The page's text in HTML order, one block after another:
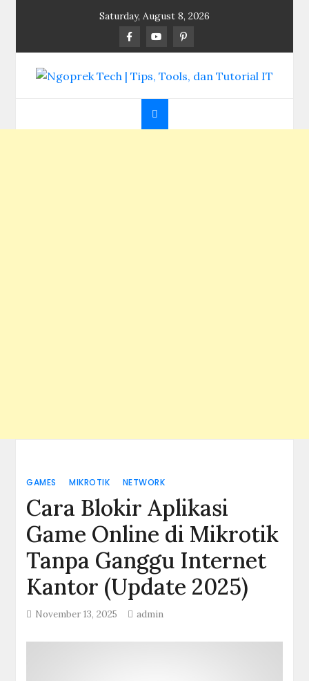
Saturday, August 8, 2026
Ngoprek Tech | Tips,
Tools, dan Tutorial
GAMES MIKROTIK NETWORK
Cara Blokir Aplikasi
Game Online di Mikrotik
Tanpa Ganggu Internet
Kantor (Update 2025)
November 13, 2025 admin